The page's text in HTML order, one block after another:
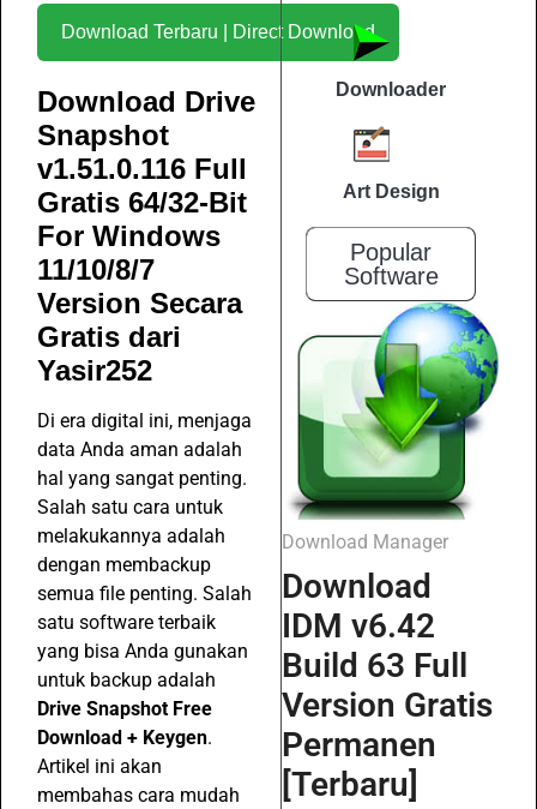
Download Terbaru | Direct Download
Download Drive
Snapshot
v1.51.0.116 Full
Gratis 64/32-Bit
For Windows
11/10/8/7
Version Secara
Gratis dari
Yasir252
Di era digital ini, menjaga
data Anda aman adalah
hal yang sangat penting.
Salah satu cara untuk
melakukannya adalah
dengan membackup
semua file penting. Salah
satu software terbaik
yang bisa Anda gunakan
untuk backup adalah
Drive Snapshot Free
Download + Keygen.
Artikel ini akan
membahas cara mudah
Downloader
Art Design
Popular
Software
Download Manager
Download
IDM v6.42
Build 63 Full
Version Gratis
Permanen
[Terbaru]